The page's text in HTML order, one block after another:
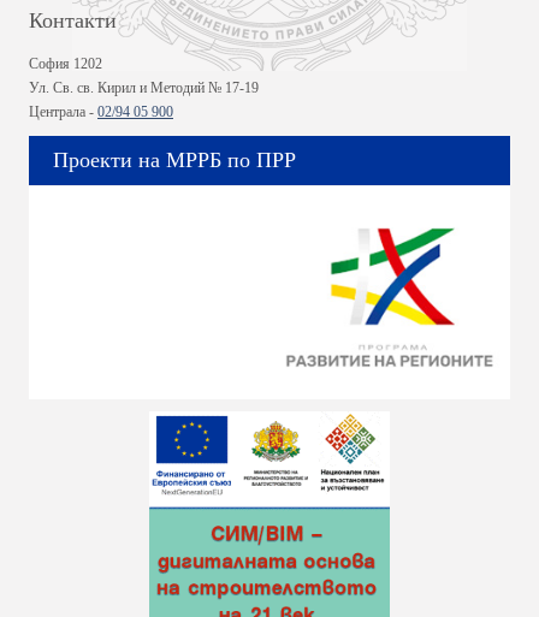
Контакти
София 1202
Ул. Св. св. Кирил и Методий № 17-19
Централа - 02/94 05 900
Проекти на МРРБ по ПРР